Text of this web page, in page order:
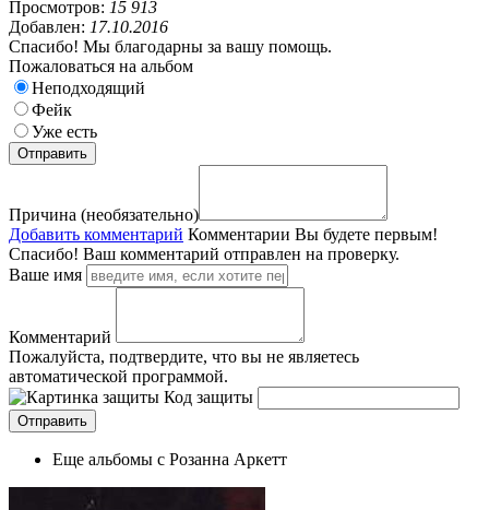
Просмотров: 15 913
Добавлен: 17.10.2016
Спасибо! Мы благодарны за вашу помощь.
Пожаловаться на альбом
Неподходящий
Фейк
Уже есть
Причина (необязательно)
Добавить комментарий Комментарии Вы будете первым!
Спасибо! Ваш комментарий отправлен на проверку.
Ваше имя
Комментарий
Пожалуйста, подтвердите, что вы не являетесь
автоматической программой.
Код защиты
Еще альбомы с Розанна Аркетт